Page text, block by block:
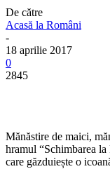
De către
Acasă la Români
-
18 aprilie 2017
0
2845
Mănăstire de maici,
hramul “Schimbarea
care găzduiește o